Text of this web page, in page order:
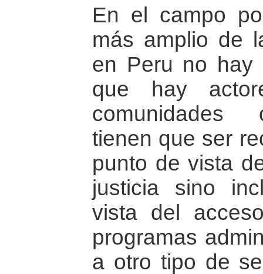
En el campo
más amplio de
en Peru no hay
que hay
comunidades
tienen que ser
punto de vista
justicia sino
vista del
programas
a otro tipo de